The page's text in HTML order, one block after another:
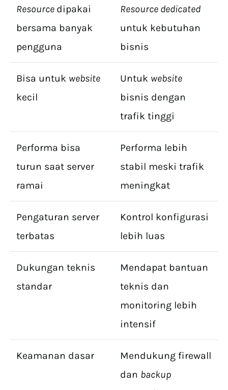
Resource dipakai
bersama banyak
pengguna
Resource dedicated
untuk kebutuhan
bisnis
Bisa untuk website
kecil
Untuk website
bisnis dengan
trafik tinggi
Performa bisa
turun saat server
ramai
Performa lebih
stabil meski trafik
meningkat
Pengaturan server
terbatas
Kontrol konfigurasi
lebih luas
Dukungan teknis
standar
Mendapat bantuan
teknis dan
monitoring lebih
intensif
Keamanan dasar
Mendukung firewall
dan backup